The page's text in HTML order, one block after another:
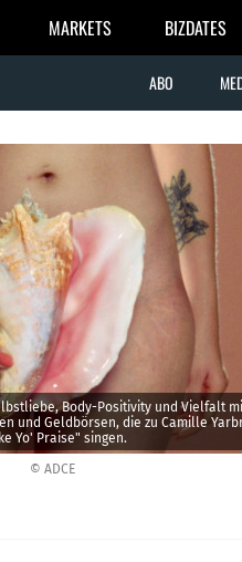
MARKETS BIZDATES
ABO
© ADCE
Body-Positivity und Vielfalt
und Geldbörsen, die zu Camille
Yo' Praise" singen.